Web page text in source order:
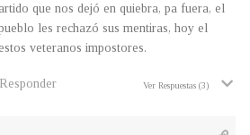
que nos dejó en quiebra, pa fuera, el
les rechazó sus mentiras, hoy el
veteranos impostores.
Responder Ver Respuestas (3)